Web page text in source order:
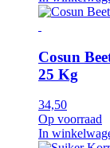
Cosun
25 Kg
34,50
Op voorraad
In